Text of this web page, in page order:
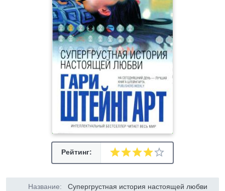
Рейтинг:
Название: Супергрустная история настоящей любви